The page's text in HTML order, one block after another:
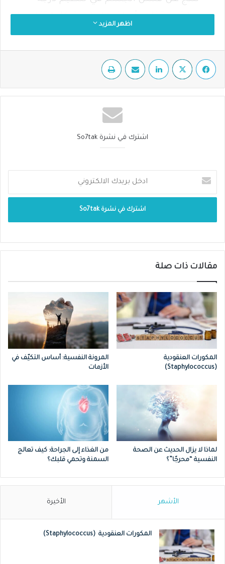
حرارته، وتظهر أعراضها على شكل ارتفاع حاد
في درجة الحرارة، وفقدان الوعي، وتشنجات،
وغيبوبة.
إليكم بعض النصائح والإرشادات لتجنب أمراض
الصيف المرتبطة بالحرارة:
شرب كميات كافية من الماء والسوائل الخالية
والمشروبات الرياضية، للحفاظ على رطوبة
شرب الماء بانتظام، حتى عند عدم الشعور
تجنب المشروبات الكحولية والمشروبات التي
الجسم.
الحماية من أشعة الشمس:
الحد من التعرض لأشعة الشمس المباشرة،
خاصة خلال ساعات الذروة (من 10 صباحًا إلى
ارتداء ملابس خفيفة فضفاضة تغطي
الذراعين والساقين.
أو أعلى على جميع المناطق المكشوفة من
اظهر المزيد
فيسبوك لينكدإن مشاركة عبر البريد
اشترك في نشرة So7tak
مقالات ذات صلة
المكورات العنقودية
(Staphylococcus)
المرونة النفسية: أساس التكيّف في
الأزمات
لماذا لا يزال الحديث عن الصحة
النفسية “محرجًا”؟
من الغذاء إلى الجراحة: كيف تعالج
السمنة وتحمي قلبك؟
الأشهر الأخيرة
المكورات العنقودية (Staphylococcus)